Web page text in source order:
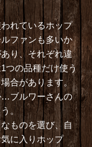
れているホップ
ファンも多いか
り、それぞれ違
つの品種だけ使う
合があります。
…ブルワーさんの
。
ものを選び、自
に入りホップ